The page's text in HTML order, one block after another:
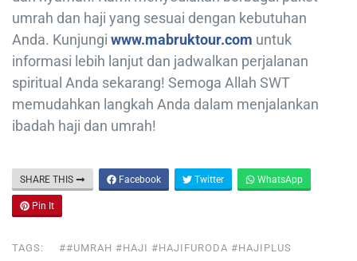
umrah dan haji yang sesuai dengan kebutuhan
Anda. Kunjungi www.mabruktour.com untuk
informasi lebih lanjut dan jadwalkan perjalanan
spiritual Anda sekarang! Semoga Allah SWT
memudahkan langkah Anda dalam menjalankan
ibadah haji dan umrah!
SHARE THIS Facebook Twitter WhatsApp
Pin It
TAGS:
##UMRAH #HAJI #HAJIFURODA #HAJIPLUS